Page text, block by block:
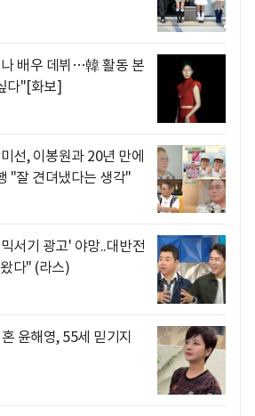
배우 데뷔…韓 활동 본
다"[화보]
선, 이봉원과 20년 만에
"잘 견뎌냈다는 생각"
서기 광고' 야망..대반전
다" (라스)
윤해영, 55세 믿기지